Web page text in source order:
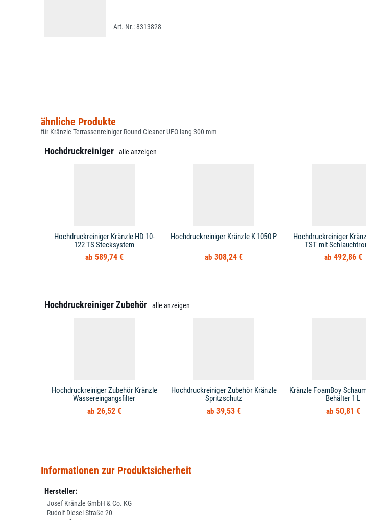
8313828
ähnliche Produkte
für Kränzle Terrassenreiniger Round Cleaner UFO lang 300 mm
Hochdruckreiniger alle anzeigen
Hochdruckreiniger Kränzle HD 10-
122 TS Stecksystem
589,74 €
Hochdruckreiniger Kränzle K 1050 P
308,24 €
Hochdruckreiniger
TST mit
492,86 €
Hochdruckreiniger Zubehör alle anzeigen
Hochdruckreiniger Zubehör Kränzle
Wassereingangsfilter
26,52 €
Hochdruckreiniger Zubehör Kränzle
Spritzschutz
39,53 €
Kränzle FoamBoy
Behälter 1 L
50,81 €
Informationen zur Produktsicherheit
Hersteller:
Josef Kränzle GmbH & Co. KG
Rudolf-Diesel-Straße 20